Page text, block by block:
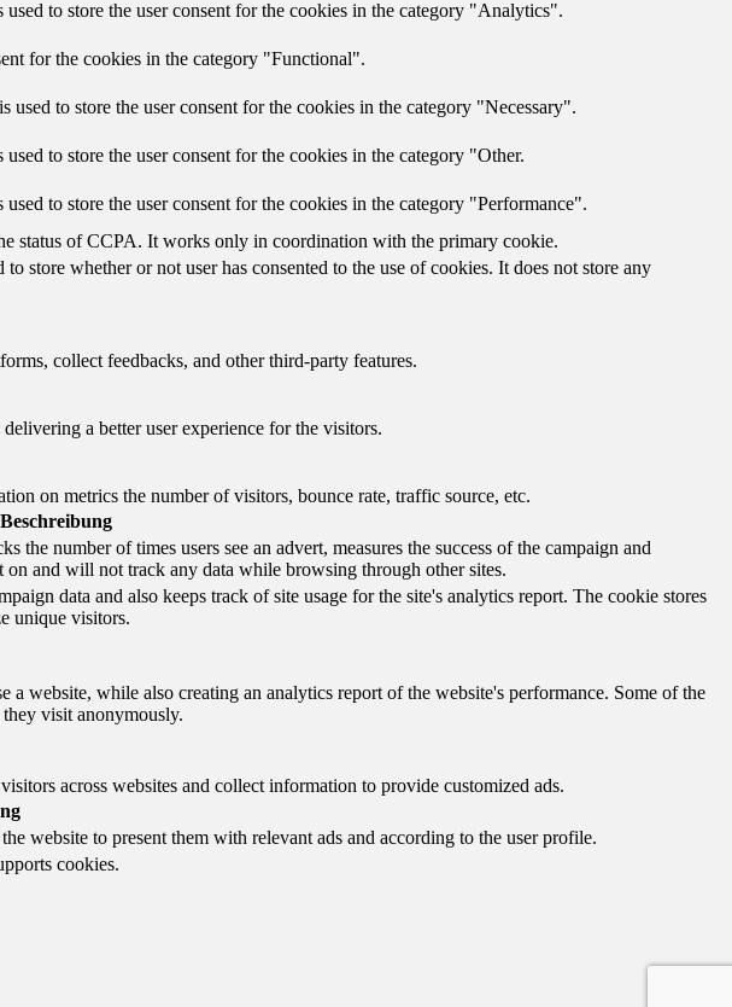
to store the user consent for the cookies in the category "Analytics".
for the cookies in the category "Functional".
to store the user consent for the cookies in the category "Necessary".
to store the user consent for the cookies in the category "Other.
to store the user consent for the cookies in the category "Performance".
status of CCPA. It works only in coordination with the primary cookie.
store whether or not user has consented to the use of cookies. It does not store any
collect feedbacks, and other third-party features.
a better user experience for the visitors.
on metrics the number of visitors, bounce rate, traffic source, etc.
Beschreibung
number of times users see an advert, measures the success of the campaign and
and will not track any data while browsing through other sites.
data and also keeps track of site usage for the site's analytics report. The cookie stores
unique visitors.
website, while also creating an analytics report of the website's performance. Some of the
visit anonymously.
across websites and collect information to provide customized ads.
website to present them with relevant ads and according to the user profile.
cookies.